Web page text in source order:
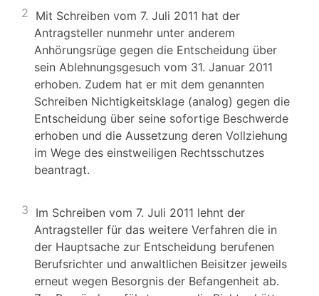
2 Mit Schreiben vom 7. Juli 2011 hat der
Antragsteller nunmehr unter anderem
Anhörungsrüge gegen die Entscheidung über
sein Ablehnungsgesuch vom 31. Januar 2011
erhoben. Zudem hat er mit dem genannten
Schreiben Nichtigkeitsklage (analog) gegen die
Entscheidung über seine sofortige Beschwerde
erhoben und die Aussetzung deren Vollziehung
im Wege des einstweiligen Rechtsschutzes
beantragt.
3 Im Schreiben vom 7. Juli 2011 lehnt der
Antragsteller für das weitere Verfahren die in
der Hauptsache zur Entscheidung berufenen
Berufsrichter und anwaltlichen Beisitzer jeweils
erneut wegen Besorgnis der Befangenheit ab.